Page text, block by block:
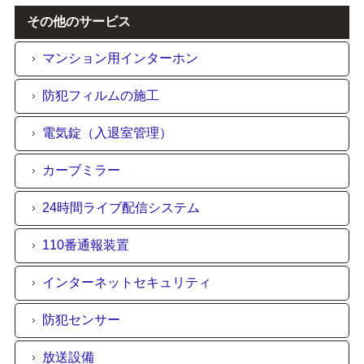
その他のサービス
マンション用インターホン
防犯フィルムの施工
電気錠（入退室管理）
カーブミラー
24時間ライブ配信システム
110番通報装置
インターネットセキュリティ
防犯センサー
放送設備